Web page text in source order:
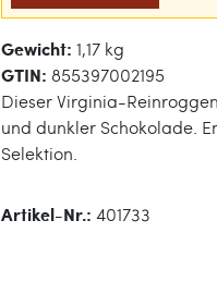
Gewicht: 1,17 kg
GTIN: 855397002195
Dieser Virginia-
und dunkler Schokolade.
Selektion.
Artikel-Nr.: 401733